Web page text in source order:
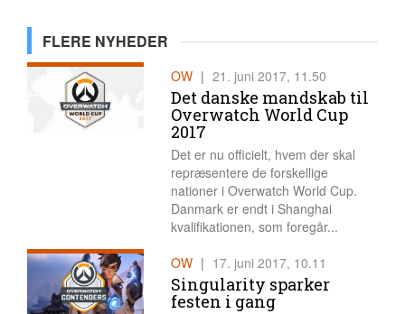
FLERE NYHEDER
OW | 21. juni 2017, 11.50
Det danske mandskab til
Overwatch World Cup
2017
Det er nu officielt, hvem der skal
repræsentere de forskellige
nationer i Overwatch World Cup.
Danmark er endt i Shanghai
kvalifikationen, som foregår...
OW | 17. juni 2017, 10.11
Singularity sparker
festen i gang